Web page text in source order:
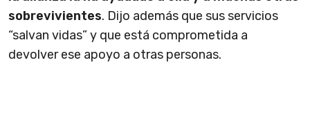
sobrevivientes. Dijo además que sus servicios
“salvan vidas” y que está comprometida a
devolver ese apoyo a otras personas.